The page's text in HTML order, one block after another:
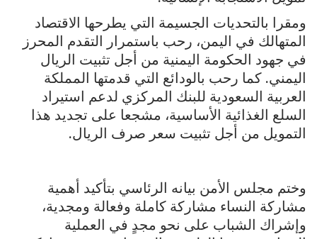
ومقرا بالتحديات الجسيمة التي يطرحها الاقتصاد
المتهالك في اليمن، رحب باستمرار التقدم المحرز
في جهود الحكومة اليمنية من أجل تثبيت الريال
اليمني. كما رحب بالودائع التي قدمتها المملكة
العربية السعودية للبنك المركزي لدعم استيراد
السلع الغذائية الأساسية، مشجعا على تجديد هذا
التمويل من أجل تثبيت سعر صرف الريال.
وختم مجلس الأمن بيانه الرئاسي بتأكيد أهمية
مشاركة النساء مشاركة كاملة وفعالة ومجدية،
وإشراك الشباب على نحو مجدٍ في العملية